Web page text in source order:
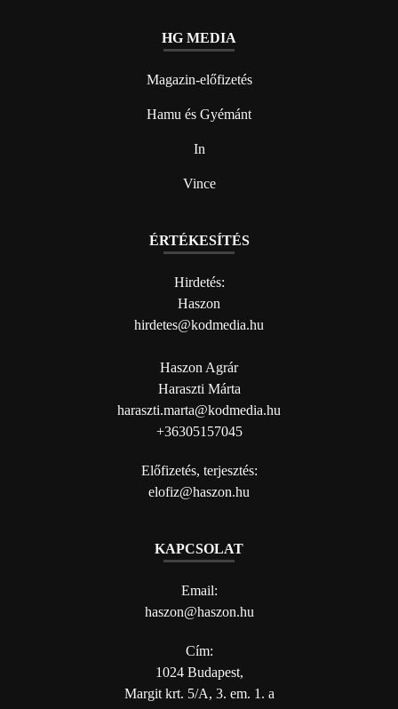
HG MEDIA
Magazin-előfizetés
Hamu és Gyémánt
In
Vince
ÉRTÉKESÍTÉS
Hirdetés:
Haszon
hirdetes@kodmedia.hu
Haszon Agrár
Haraszti Márta
haraszti.marta@kodmedia.hu
+36305157045
Előfizetés, terjesztés:
elofiz@haszon.hu
KAPCSOLAT
Email:
haszon@haszon.hu
Cím:
1024 Budapest,
Margit krt. 5/A, 3. em. 1. a